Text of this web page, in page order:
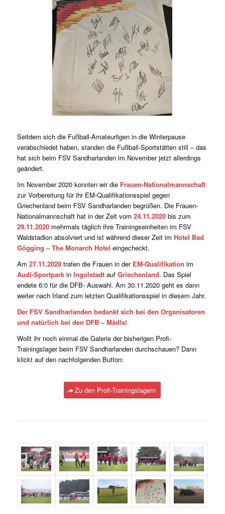
Seitdem sich die Fußball-Amateurligen in die Winterpause
verabschiedet haben, standen die Fußball-Sportstätten still – das
hat sich beim FSV Sandharlanden im November jetzt allerdings
geändert.
Im November 2020 konnten wir die Frauen-Nationalmannschaft
zur Vorbereitung für ihr EM-Qualifikationsspiel gegen
Griechenland beim FSV Sandharlanden begrüßen. Die Frauen-
Nationalmannschaft hat in der Zeit vom 24.11.2020bis zum
29.11.2020mehrmals täglich ihre Trainingseinheiten im FSV
Waldstadion absolviert und ist während dieser Zeit im Hotel Bad
Gögging – The Monarch Hotel eingecheckt.
Am 27.11.2020trafen die Frauen in der EM-Qualifikation im
Audi-Sportparkin Ingolstadtauf Griechenland. Das Spiel
endete 6:0 für die DFB- Auswahl. Am 30.11.2020 geht es dann
weiter nach Irland zum letzten Qualifikationsspiel in diesem Jahr.
Der FSV Sandharlanden bedankt sich bei den Organisatoren
und natürlich bei den DFB – Mädls!
Wollt ihr noch einmal die Galerie der bisherigen Profi-
Trainingslager beim FSV Sandharlanden durchschauen? Dann
klickt auf den nachfolgenden Button:
Zu den Profi-Trainingslagern